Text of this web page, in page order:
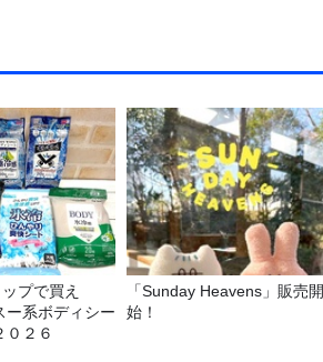
プで買え
ー系ボディシー
０２６
「Sunday Heavens」販売開
始！